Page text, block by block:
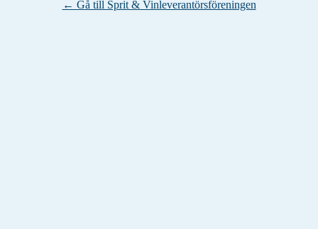
← Gå till Sprit & Vinleverantörsföreningen